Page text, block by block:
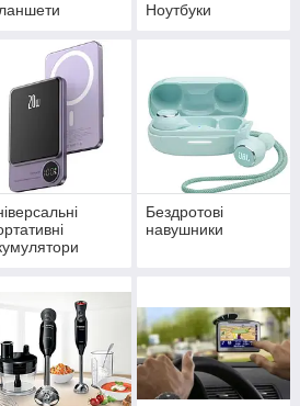
Ноутбуки
Бездротові
навушники